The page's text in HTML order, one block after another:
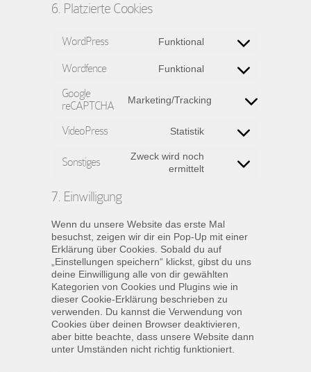
6. Platzierte Cookies
WordPress Funktional
Consent
service
Wordfence Funktional
Consent
Google
reCAPTCHA
Marketing/Tracking
Consent
service
VideoPress Statistik
Consent
service
Sonstiges
Zweck wird noch
ermittelt
Consent
7. Einwilligung
Wenn du unsere Website das erste Mal
besuchst, zeigen wir dir ein Pop-Up mit einer
Erklärung über Cookies. Sobald du auf
„Einstellungen speichern“ klickst, gibst du uns
deine Einwilligung alle von dir gewählten
Kategorien von Cookies und Plugins wie in
dieser Cookie-Erklärung beschrieben zu
verwenden. Du kannst die Verwendung von
Cookies über deinen Browser deaktivieren,
aber bitte beachte, dass unsere Website dann
unter Umständen nicht richtig funktioniert.